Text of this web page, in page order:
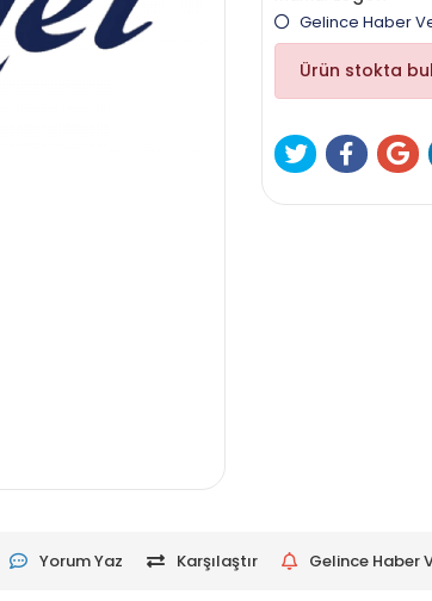
Gelince Haber
Ürün stokta
Yorum Yaz Karşılaştır Gelince Haber